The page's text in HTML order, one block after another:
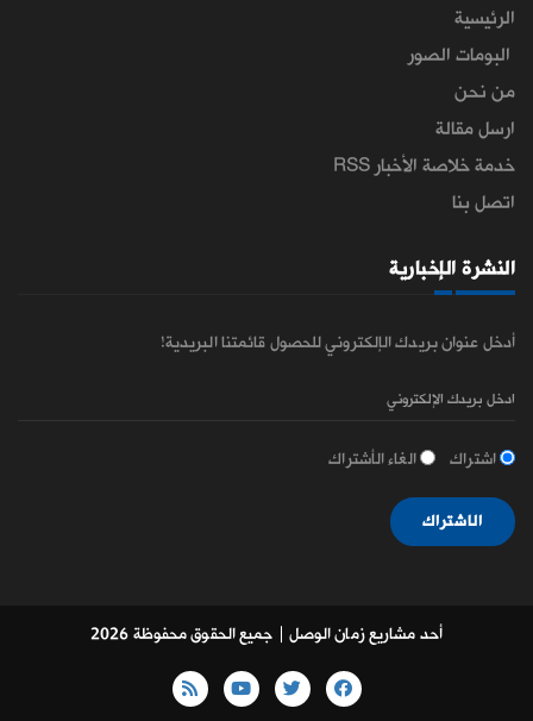
الرئيسية
البومات الصور
من نحن
ارسل مقالة
خدمة خلاصة الأخبار RSS
اتصل بنا
النشرة الإخبارية
أدخل عنوان بريدك الإلكتروني للحصول قائمتنا البريدية!
اشتراك الغاء الأشتراك
الاشتراك
أحد مشاريع زمان الوصل | جميع الحقوق محفوظة 2026